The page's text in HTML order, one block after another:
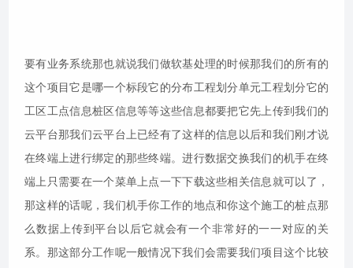
要有业务系统那也就说我们做软基处理的时候那我们的所有的
这个项目它是哪一个标段它的分布工程划分单元工程划分它的
工区工点信息桩区信息等等这些信息都要把它先上传到我们的
云平台那我们云平台上已经有了这样的信息以后和我们刚才说
在终端上进行绑定的那些终端。进行数据交换我们的机手在终
端上只需要在一个菜单上点一下下载这些相关信息就可以了，
那这样的话呢，我们机手你工作的地点和你这个施工的桩点那
么数据上传到平台以后它就会有一个非常好的一一对应的关
系。那这部分工作呢一般情况下我们会需要我们项目这个比较